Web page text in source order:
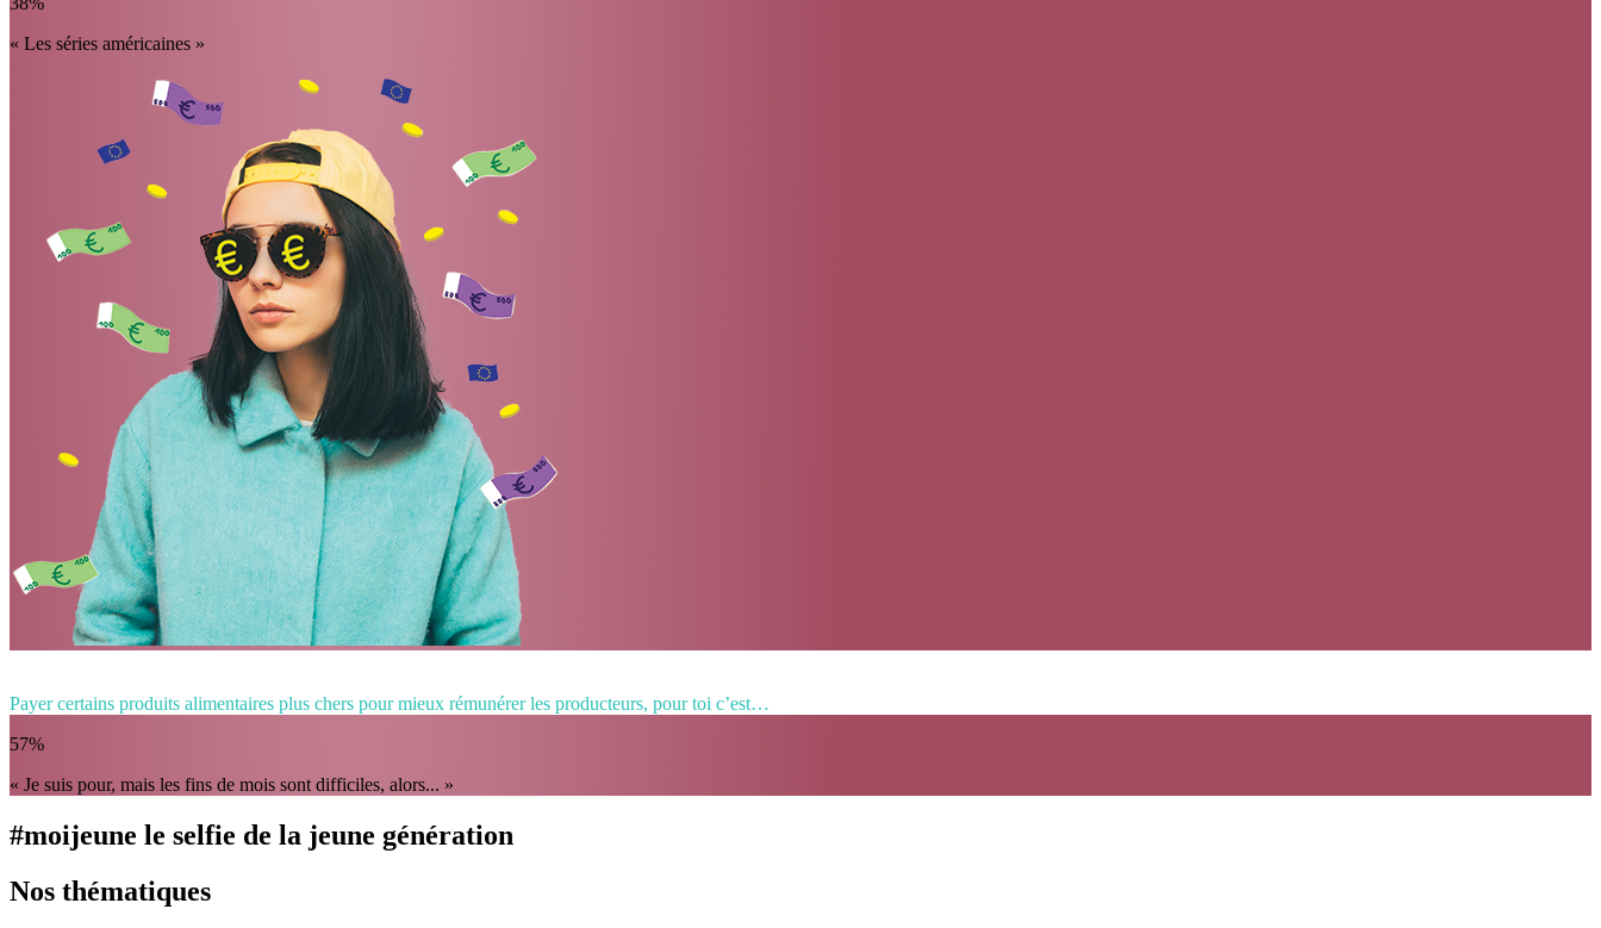
« Les séries américaines »
Payer certains produits alimentaires plus chers pour mieux rémunérer les producteurs, pour toi c’est…
57%
« Je suis pour, mais les fins de mois sont difficiles, alors... »
#moijeune le selfie de la jeune génération
Nos thématiques